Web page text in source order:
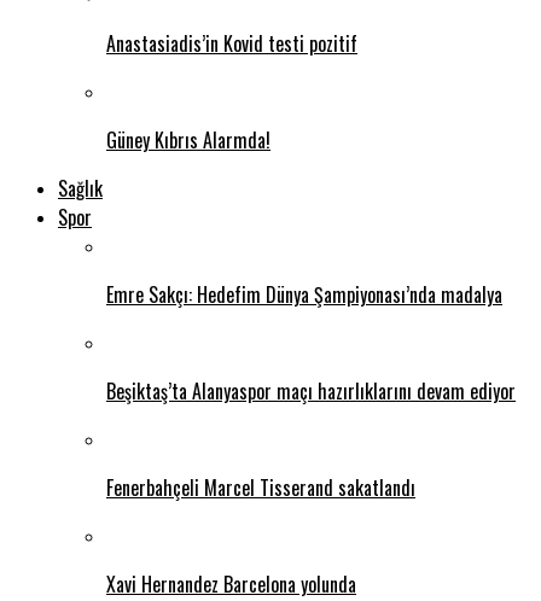
Anastasiadis’in Kovid testi pozitif
Güney Kıbrıs Alarmda!
Sağlık
Spor
Emre Sakçı: Hedefim Dünya Şampiyonası’nda madalya
Beşiktaş’ta Alanyaspor maçı hazırlıklarını devam ediyor
Fenerbahçeli Marcel Tisserand sakatlandı
Xavi Hernandez Barcelona yolunda